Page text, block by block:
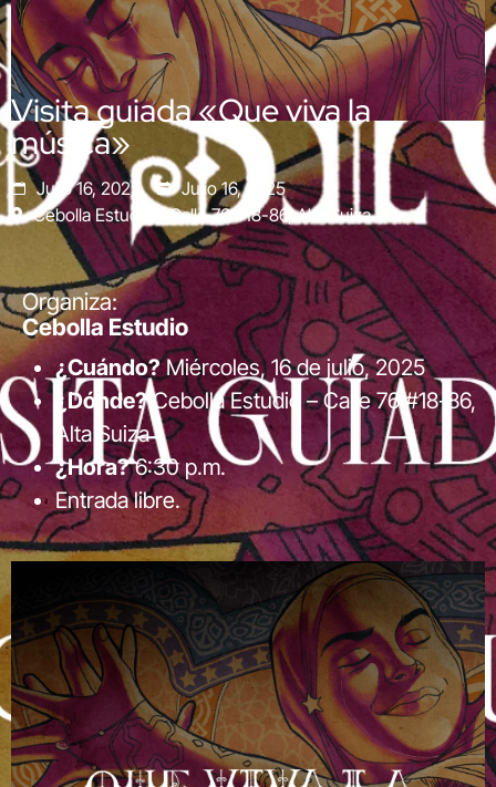
Visita guiada «Que viva la
música»
Julio 16, 2025
Julio 16, 2025
Cebolla Estudio - Calle 76 #18-86, Alta Suiza
Organiza:
Cebolla Estudio
¿Cuándo?Miércoles, 16 de julio, 2025
¿Dónde?Cebolla Estudio – Calle 76 #18-86,
Alta Suiza
¿Hora?6:30 p.m.
Entrada libre.